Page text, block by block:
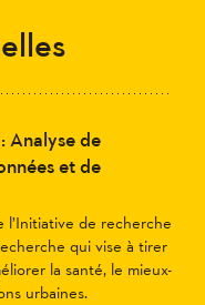
Analyse de
et de
de recherche
qui vise à tirer
la santé, le mieux-
urbaines.